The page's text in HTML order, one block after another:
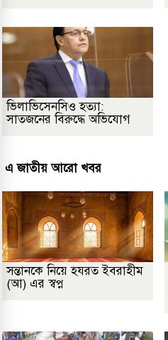
ভিলাভিসেনসিও হত্যা:
সাতজনের বিরুদ্ধে অভিযোগ
এ জাতীয় আরো খবর
সন্তানকে নিয়ে হযরত ইবরাহীম
(আ) এর স্বপ্ন